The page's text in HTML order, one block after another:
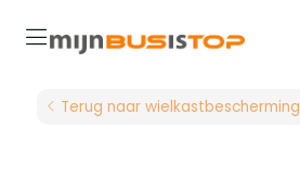
Terug naar wielkastbescherming